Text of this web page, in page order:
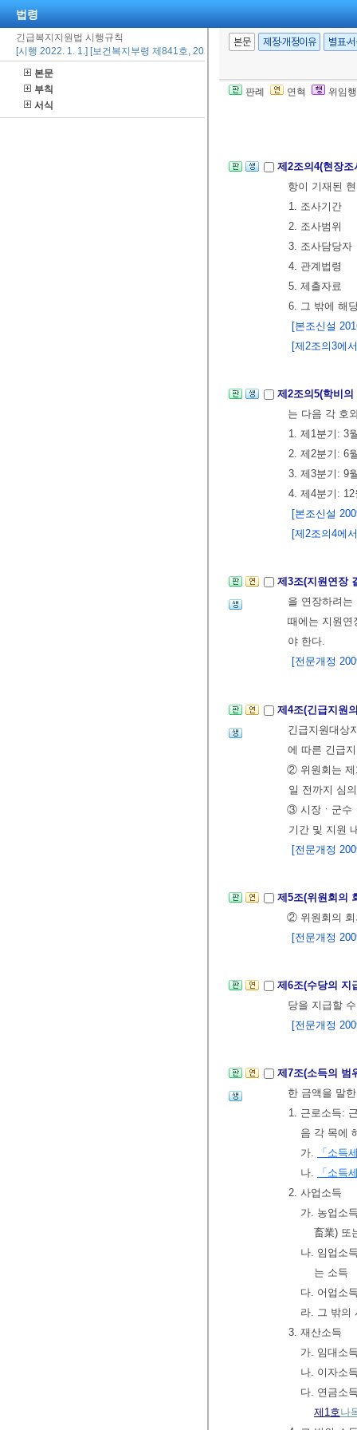
법령
긴급복지지원법 시행규칙
[시행 2022. 1. 1.] [보건복지부령 제841호, 2021. 12. 6., 일부개정]
본문
부칙
서식
본문 제정·개정이유 별표·
판례 연혁 위임
④ 긴급지원 신
보건복지부장
[본조신설
제2조의4(현장
항이 기재된
1. 조사기간
2. 조사범위
3. 조사담당자
4. 관계법령
5. 제출자료
6. 그 밖에 해
[본조신설
[제2조의3에
제2조의5(학비
는 다음 각 호
1. 제1분기: 3
2. 제2분기: 6
3. 제3분기: 9
4. 제4분기:
[본조신설
[제2조의4에
제3조(지원연장
을 연장하려
때에는 지원연
야 한다.
[전문개정
제4조(긴급지원
긴급지원대상
에 따른 긴급
② 위원회는 제
일 전까지 심
③ 시장ㆍ군수
기간 및 지원
[전문개정
제5조(위원회의
② 위원회의 회
[전문개정
제6조(수당의 지
당을 지급할
[전문개정
제7조(소득의 범
한 금액을 말
1. 근로소득:
음 각 목에
가.
「소득
나.
「소득
2. 사업소득
가. 농업소
畜業) 또
나. 임업소
는 소득
다. 어업소
라. 그 밖의
3. 재산소득
가. 임대소
나. 이자소
다. 연금소
제1호나